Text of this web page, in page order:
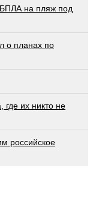
на пляж под
о планах по
где их никто не
российское